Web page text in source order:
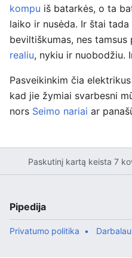
kompu iš batarkės, o ta
laiko ir nusėda. Ir štai
beviltiškumas, nes
realiu, nykiu ir nuobodžiu.
Pasveikinkim čia
kad jie žymiai svarbesni
nors Seimo nariai ar
Paskutinį kartą keista 7
Pipedija
Privatumo politika